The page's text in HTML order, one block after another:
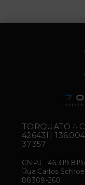
TORQUATO ∴
42643f |
37357
CNPJ -
Rua Carlos
88309-260